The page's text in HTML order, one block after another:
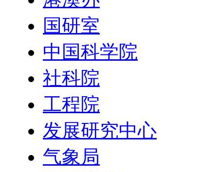
国研室
中国科学院
社科院
工程院
发展研究中心
气象局